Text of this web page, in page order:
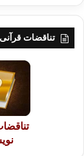
تناقضات قرآنی